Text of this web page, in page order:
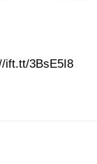
ift.tt/3BsE5I8